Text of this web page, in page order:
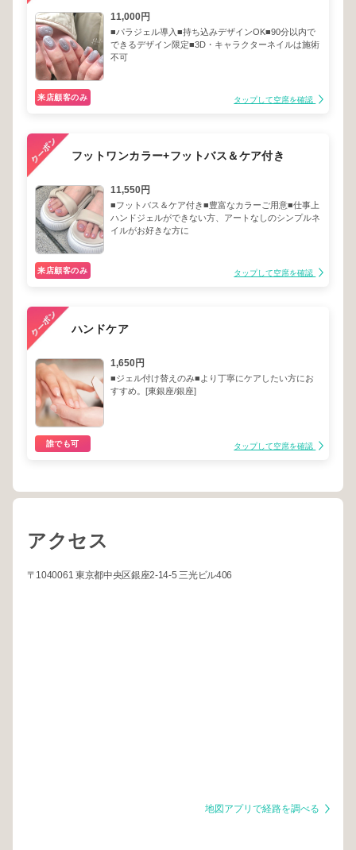
11,000円
■パラジェル導入■持ち込みデザインOK■90分以内で
できるデザイン限定■3D・キャラクターネイルは施術
不可
来店顧客のみ タップして空席を確認
フットワンカラー+フットバス＆ケア付き
11,550円
■フットバス＆ケア付き■豊富なカラーご用意■仕事上
ハンドジェルができない方、アートなしのシンプルネ
イルがお好きな方に
来店顧客のみ タップして空席を確認
ハンドケア
1,650円
■ジェル付け替えのみ■より丁寧にケアしたい方にお
すすめ。[東銀座/銀座]
誰でも可 タップして空席を確認
アクセス
〒1040061 東京都中央区銀座2-14-5 三光ビル406
地図アプリで経路を調べる